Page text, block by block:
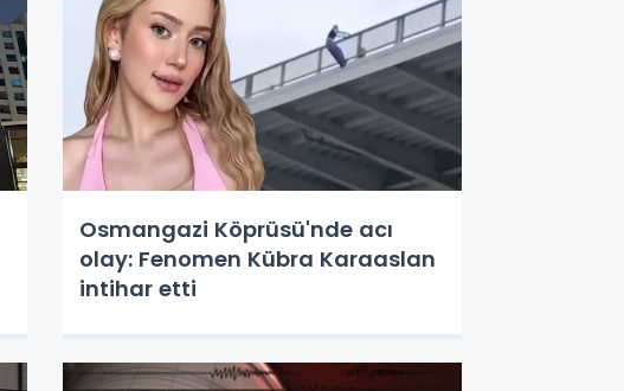
Osmangazi Köprüsü'nde acı
olay: Fenomen Kübra Karaaslan
intihar etti